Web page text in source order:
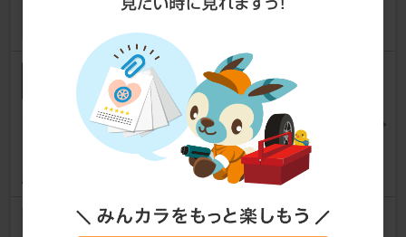
4 1
サン太郎（TT2）、ガードレー
ルに当てた傷の応急手当（202
5/04/29）
サンバートラック [TT1/TT2]
takobeaさん
0
バンパー傷補修 Part2